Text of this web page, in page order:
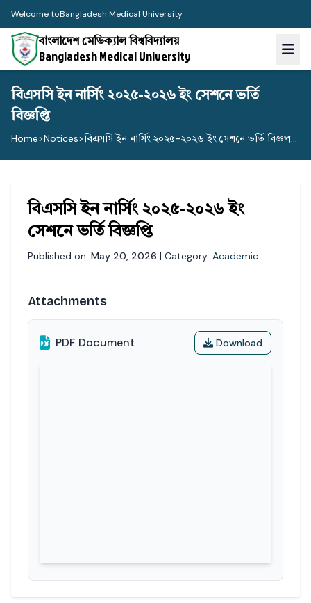
Welcome toBangladesh Medical University
বাংলাদেশ মেডিক্যাল বিশ্ববিদ্যালয়
Bangladesh Medical University
বিএসসি ইন নার্সিং ২০২৫-২০২৬ ইং সেশনে ভর্তি
বিজ্ঞপ্তি
Home>Notices>বিএসসি ইন নার্সিং ২০২৫-২০২৬ ইং সেশনে ভর্তি বিজ্ঞপ...
বিএসসি ইন নার্সিং ২০২৫-২০২৬ ইং
সেশনে ভর্তি বিজ্ঞপ্তি
Published on: May 20, 2026 | Category: Academic
Attachments
PDF Document Download